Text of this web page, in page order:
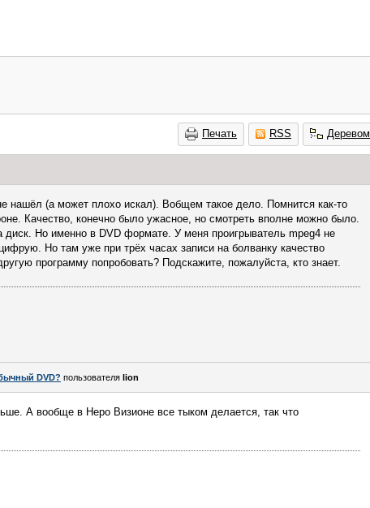
Печать RSS Деревом
нашёл (а может плохо искал). Вобщем такое дело. Помнится как-то
Качество, конечно было ужасное, но смотреть вполне можно было.
Но именно в DVD формате. У меня проигрыватель mpeg4 не
Но там уже при трёх часах записи на болванку качество
программу попробовать? Подскажите, пожалуйста, кто знает.
DVD? пользователя lion
А вообще в Неро Визионе все тыком делается, так что